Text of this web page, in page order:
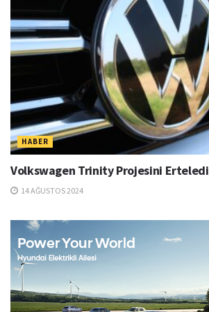
HABER
Volkswagen Trinity Projesini Erteledi
14 AĞUSTOS 2024